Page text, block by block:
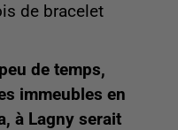
de bracelet
de temps,
immeubles en
à Lagny serait